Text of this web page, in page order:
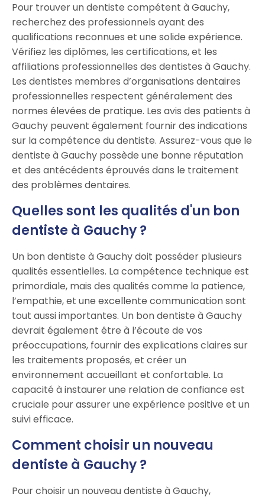
Pour trouver un dentiste compétent à Gauchy,
recherchez des professionnels ayant des
qualifications reconnues et une solide expérience.
Vérifiez les diplômes, les certifications, et les
affiliations professionnelles des dentistes à Gauchy.
Les dentistes membres d’organisations dentaires
professionnelles respectent généralement des
normes élevées de pratique. Les avis des patients à
Gauchy peuvent également fournir des indications
sur la compétence du dentiste. Assurez-vous que le
dentiste à Gauchy possède une bonne réputation
et des antécédents éprouvés dans le traitement
des problèmes dentaires.
Quelles sont les qualités d'un bon
dentiste à Gauchy ?
Un bon dentiste à Gauchy doit posséder plusieurs
qualités essentielles. La compétence technique est
primordiale, mais des qualités comme la patience,
l’empathie, et une excellente communication sont
tout aussi importantes. Un bon dentiste à Gauchy
devrait également être à l’écoute de vos
préoccupations, fournir des explications claires sur
les traitements proposés, et créer un
environnement accueillant et confortable. La
capacité à instaurer une relation de confiance est
cruciale pour assurer une expérience positive et un
suivi efficace.
Comment choisir un nouveau
dentiste à Gauchy ?
Pour choisir un nouveau dentiste à Gauchy,